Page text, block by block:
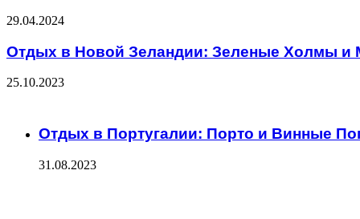
29.04.2024
Отдых в Новой Зеландии: Зеленые Холмы и
25.10.2023
Отдых в Португалии: Порто и Винные
31.08.2023